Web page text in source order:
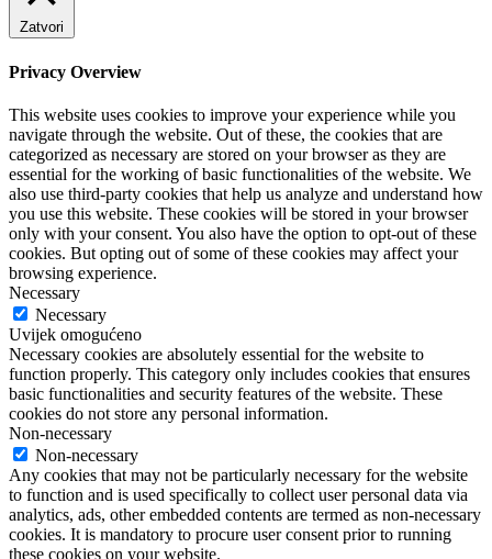
Zatvori
Privacy Overview
This website uses cookies to improve your experience while you
navigate through the website. Out of these, the cookies that are
categorized as necessary are stored on your browser as they are
essential for the working of basic functionalities of the website. We
also use third-party cookies that help us analyze and understand how
you use this website. These cookies will be stored in your browser
only with your consent. You also have the option to opt-out of these
cookies. But opting out of some of these cookies may affect your
browsing experience.
Necessary
Necessary
Uvijek omogućeno
Necessary cookies are absolutely essential for the website to
function properly. This category only includes cookies that ensures
basic functionalities and security features of the website. These
cookies do not store any personal information.
Non-necessary
Non-necessary
Any cookies that may not be particularly necessary for the website
to function and is used specifically to collect user personal data via
analytics, ads, other embedded contents are termed as non-necessary
cookies. It is mandatory to procure user consent prior to running
these cookies on your website.